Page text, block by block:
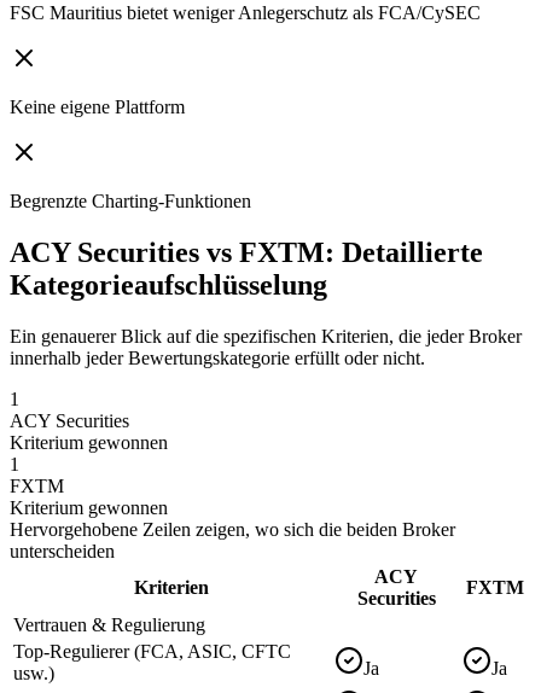
FSC Mauritius bietet weniger Anlegerschutz als FCA/CySEC
Keine eigene Plattform
Begrenzte Charting-Funktionen
ACY Securities vs FXTM: Detaillierte
Kategorieaufschlüsselung
Ein genauerer Blick auf die spezifischen Kriterien, die jeder Broker
innerhalb jeder Bewertungskategorie erfüllt oder nicht.
1
ACY Securities
Kriterium gewonnen
1
FXTM
Kriterium gewonnen
Hervorgehobene Zeilen zeigen, wo sich die beiden Broker
unterscheiden
Kriterien
ACY
Securities
FXTM
Vertrauen & Regulierung
Top-Regulierer (FCA, ASIC, CFTC
usw.)
Ja
Ja